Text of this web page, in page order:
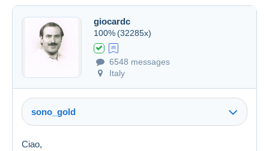
giocardc
100% (32285x)
6548 messages
Italy
sono_gold
Ciao,